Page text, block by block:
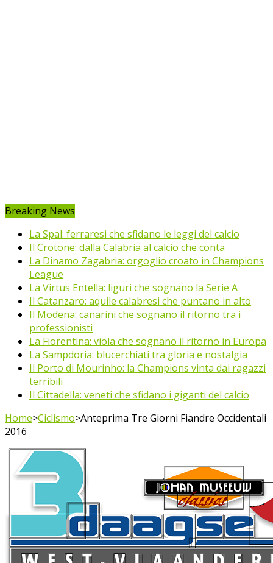
Breaking News
La Spal: ferraresi che sfidano le leggi del calcio
Il Crotone: dalla Calabria al calcio che conta
La Dinamo Zagabria: orgoglio croato in Champions
League
La Virtus Entella: liguri che sognano la Serie A
Il Catanzaro: aquile calabresi che puntano in alto
Il Modena: canarini che sognano il ritorno tra i
professionisti
La Fiorentina: viola che sognano il ritorno in Europa
La Sampdoria: blucerchiati tra gloria e nostalgia
Il Porto di Mourinho: la Champions vinta dai ragazzi
terribili
Il Cittadella: veneti che sfidano i giganti del calcio
Home>Ciclismo>Anteprima Tre Giorni Fiandre Occidentali
2016